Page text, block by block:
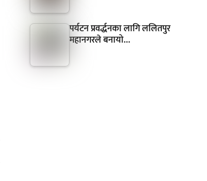
पर्यटन प्रवर्द्धनका लागि ललितपुर
महानगरले बनायो…